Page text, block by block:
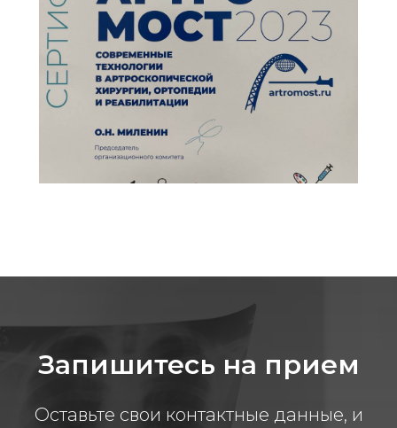
Запишитесь на прием
Оставьте свои контактные данные, и